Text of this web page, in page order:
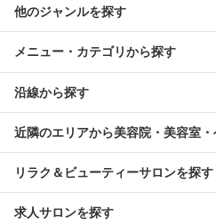
他のジャンルを探す
メニュー・カテゴリから探す
沿線から探す
近隣のエリアから美容院・美容室
リラク＆ビューティーサロンを探す
求人サロンを探す